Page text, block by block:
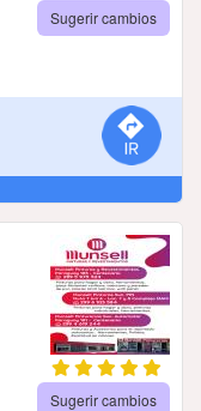
Sugerir cambios
Sugerir cambios